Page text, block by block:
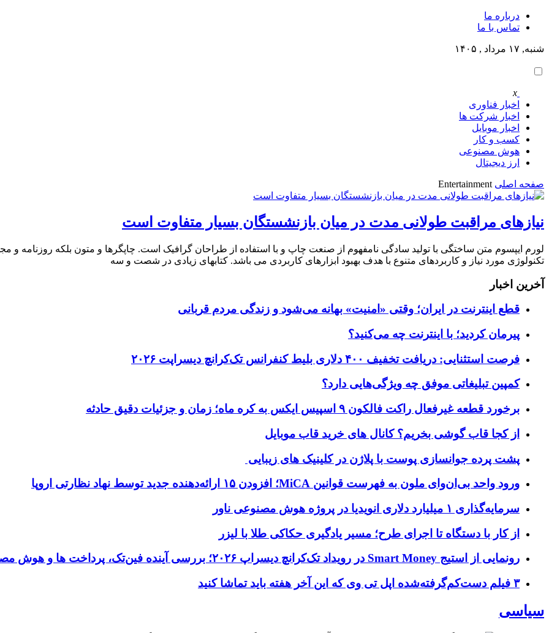
درباره ما
تماس با ما
شنبه, ۱۷ مرداد , ۱۴۰۵
x
اخبار فناوری
اخبار شرکت ها
اخبار موبایل
کسب و کار
هوش مصنوعی
ارز دیجیتال
صفحه اصلی Entertainment
نیازهای مراقبت طولانی مدت در میان بازنشستگان بسیار متفاوت است
لورم ایپسوم متن ساختگی با تولید سادگی نامفهوم از صنعت چاپ و با استفاده از طراحان گرافیک است. چاپگرها و متون بلکه روزنامه
تکنولوژی مورد نیاز و کاربردهای متنوع با هدف بهبود ابزارهای کاربردی می باشد. کتابهای زیادی در شصت و سه
آخرین اخبار
قطع اینترنت در ایران؛ وقتی «امنیت» بهانه می‌شود و زندگی مردم قربانی
پیرمان کردید؛ با اینترنت چه می‌کنید؟
فرصت استثنایی: دریافت تخفیف ۴۰۰ دلاری بلیط کنفرانس تک‌کرانچ دیسراپت ۲۰۲۶
کمپین تبلیغاتی موفق چه ویژگی‌هایی دارد؟
برخورد قطعه غیرفعال راکت فالکون ۹ اسپیس ایکس به کره ماه؛ زمان و جزئیات دقیق حادثه
از کجا قاب گوشی بخریم؟ کانال های خرید قاب موبایل
پشت پرده جوانسازی پوست با پلاژن در کلینیک های زیبایی
ورود واحد بی‌ان‌وای ملون به فهرست قوانین MiCA؛ افزودن ۱۵ ارائه‌دهنده جدید توسط نهاد نظارتی اروپا
سرمایه‌گذاری ۱ میلیارد دلاری انویدیا در پروژه هوش مصنوعی ناور
از کار با دستگاه تا اجرای طرح؛ مسیر یادگیری حکاکی طلا با لیزر
رونمایی از استیج Smart Money در رویداد تک‌کرانچ دیسراپ ۲۰۲۶؛ بررسی آینده فین‌تک، پرداخت‌ ها و هوش مصنوعی
۳ فیلم دست‌کم‌گرفته‌شده اپل تی وی که این آخر هفته باید تماشا کنید
سیاسی